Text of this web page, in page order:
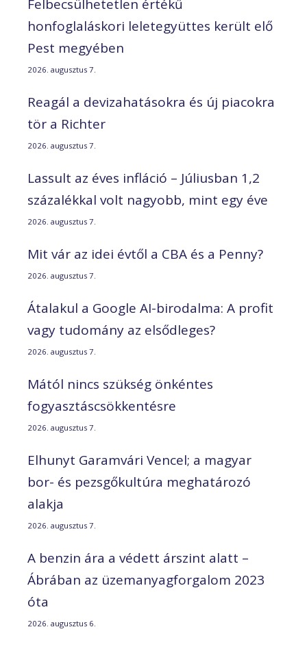
Felbecsülhetetlen értékű
honfoglaláskori leletegyüttes került elő
Pest megyében
2026. augusztus 7.
Reagál a devizahatásokra és új piacokra
tör a Richter
2026. augusztus 7.
Lassult az éves infláció – Júliusban 1,2
százalékkal volt nagyobb, mint egy éve
2026. augusztus 7.
Mit vár az idei évtől a CBA és a Penny?
2026. augusztus 7.
Átalakul a Google AI-birodalma: A profit
vagy tudomány az elsődleges?
2026. augusztus 7.
Mától nincs szükség önkéntes
fogyasztáscsökkentésre
2026. augusztus 7.
Elhunyt Garamvári Vencel; a magyar
bor- és pezsgőkultúra meghatározó
alakja
2026. augusztus 7.
A benzin ára a védett árszint alatt –
Ábrában az üzemanyagforgalom 2023
óta
2026. augusztus 6.